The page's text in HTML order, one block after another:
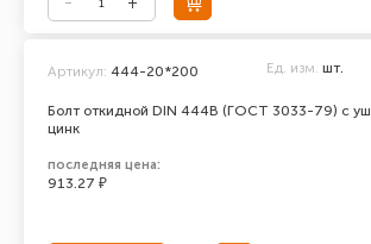
Болт откидной DIN 444В (ГОСТ 3033-79) с
цинк
Артикул: 444-20*200 Ед. изм. шт.
последняя цена:
913.27 ₽